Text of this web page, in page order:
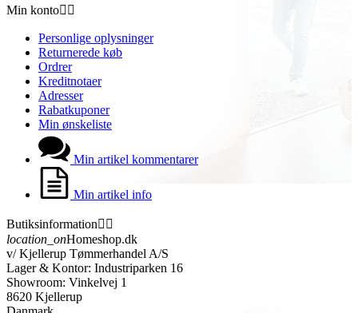
Min konto 
Personlige oplysninger
Returnerede køb
Ordrer
Kreditnotaer
Adresser
Rabatkuponer
Min ønskeliste
Min artikel kommentarer
Min artikel info
Butiksinformation 
location_onHomeshop.dk
v/ Kjellerup Tømmerhandel A/S
Lager & Kontor: Industriparken 16
Showroom: Vinkelvej 1
8620 Kjellerup